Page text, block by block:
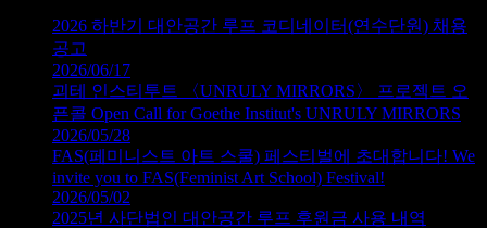
2026 하반기 대안공간 루프 코디네이터(연수단원) 채용
공고
2026/06/17
괴테 인스티투트 〈UNRULY MIRRORS〉 프로젝트 오
픈콜 Open Call for Goethe Institut's UNRULY MIRRORS
2026/05/28
FAS(페미니스트 아트 스쿨) 페스티벌에 초대합니다! We
invite you to FAS(Feminist Art School) Festival!
2026/05/02
2025년 사단법인 대안공간 루프 후원금 사용 내역